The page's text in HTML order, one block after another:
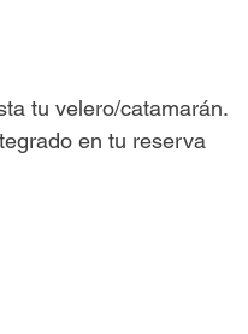
tu velero/catamarán.
en tu reserva